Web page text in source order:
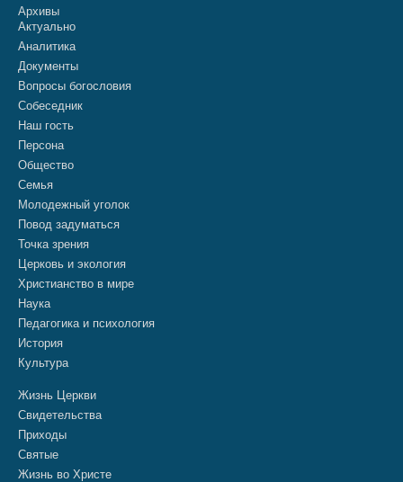
Архивы
Актуально
Аналитика
Документы
Вопросы богословия
Собеседник
Наш гость
Персона
Общество
Семья
Молодежный уголок
Повод задуматься
Точка зрения
Церковь и экология
Христианство в мире
Наука
Педагогика и психология
История
Культура
Жизнь Церкви
Свидетельства
Приходы
Святые
Жизнь во Христе